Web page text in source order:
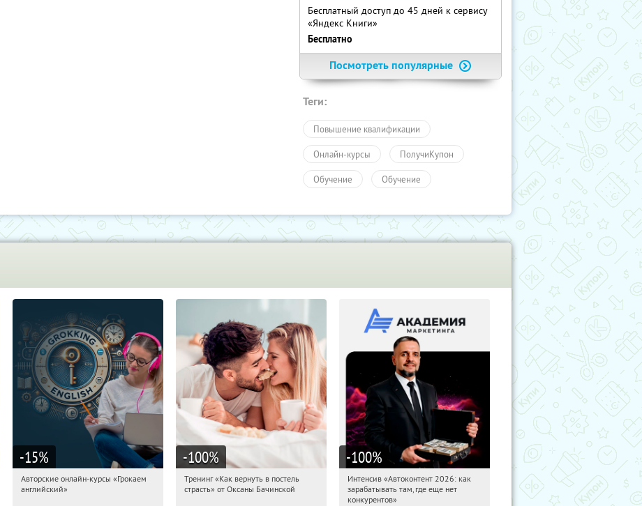
Бесплатный доступ до 45 дней к сервису
«Яндекс Книги»
Бесплатно
Посмотреть популярные
Теги:
Повышение квалификации
Онлайн-курсы ПолучиКупон
Обучение Обучение
-15%
10:42:35 Получили:
Авторские онлайн-курсы «Грокаем
английский»
-100%
10:42:35 Получили:
Тренинг «Как вернуть в постель
страсть» от Оксаны Бачинской
-100%
10:42:35 Получили:
Россия
Интенсив «Автоконтент 2026: как
зарабатывать там, где еще нет
конкурентов»